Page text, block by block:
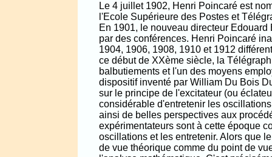
Le 4 juillet 1902, Henri Poincaré est
l'Ecole Supérieure des Postes et
En 1901, le nouveau directeur
par des conférences. Henri Poincaré
1904, 1906, 1908, 1910 et 1912
ce début de XXème siècle, la
balbutiements et l'un des moyens
dispositif inventé par William Du Bois
sur le principe de l'excitateur (ou
considérable d'entretenir les
ainsi de belles perspectives aux
expérimentateurs sont à cette époque
oscillations et les entretenir. Alors que
de vue théorique comme du point de